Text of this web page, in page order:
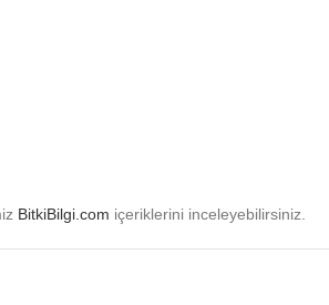
BitkiBilgi.com içeriklerini inceleyebilirsiniz.